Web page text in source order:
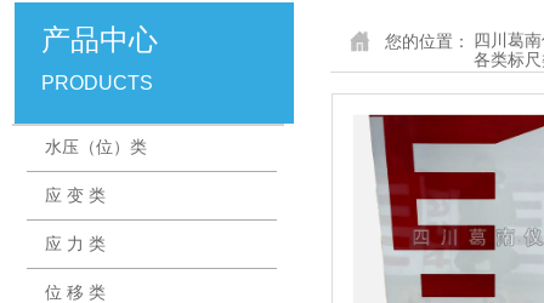
产品中心
PRODUCTS
您的位置：
四川葛
各类标
水压（位）类
应 变 类
应 力 类
位 移 类